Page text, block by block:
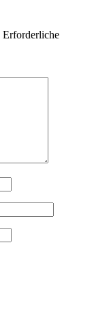
Erforderliche